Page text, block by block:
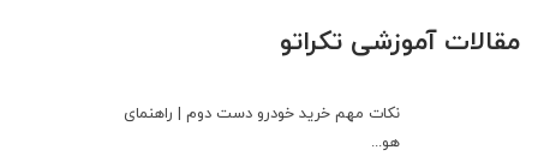
مقالات آموزشی تکراتو
نکات مهم خرید خودرو دست دوم | راهنمای
هو...